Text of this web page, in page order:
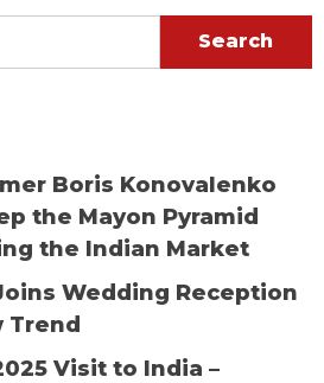
Boris Konovalenko
the Mayon Pyramid
the Indian Market
Wedding Reception
Trend
Visit to India –